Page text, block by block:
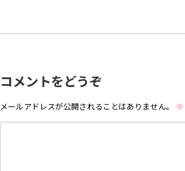
コメントをどうぞ
メールアドレスが公開されることはありません。 ※